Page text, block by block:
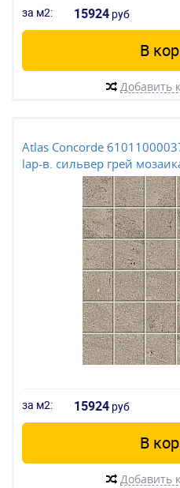
за м2: 15924 руб
В
Добавить
Atlas Concorde
lap-в. сильвер грей
за м2: 15924 руб
В
Добавить